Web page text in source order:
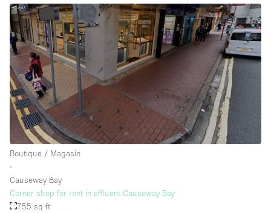
Surface Habitable
Système de sécurité
Terrace
Toilettes
Water Access
Éclairage
Électricité
Équipement de bureau
Boutique / Magasin
∙
Causeway Bay
Corner shop for rent in affluent Causeway Bay
755 sq ft